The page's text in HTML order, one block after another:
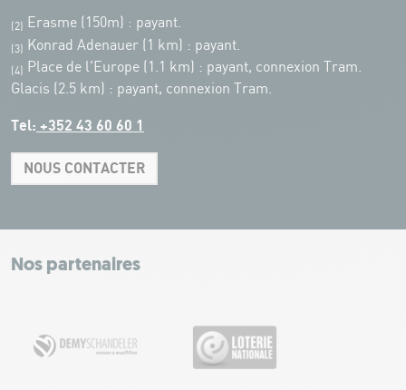
(2) Erasme (150m) : payant.
(3) Konrad Adenauer (1 km) : payant.
(4)
Place de l'Europe (1.1 km) : payant, connexion Tram.
Glacis (2.5 km) : payant, connexion Tram.
Tel: +352 43 60 60 1
NOUS CONTACTER
+
−
Leaflet|Map tiles by Carto, under CC BY 3.0. Data by OpenStreetMap, under
Nos partenaires